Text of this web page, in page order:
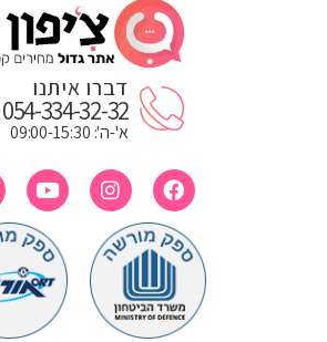
דברו איתנו
054-334-32-32
א'-ה': 09:00-15:30